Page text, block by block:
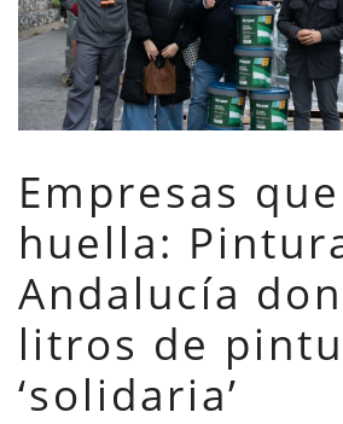
Empresas
huella:
Andalucía
litros de
‘solidaria’